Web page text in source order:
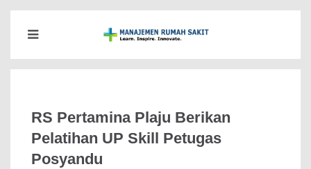
RS Pertamina Plaju Berikan
Pelatihan UP Skill Petugas
Posyandu